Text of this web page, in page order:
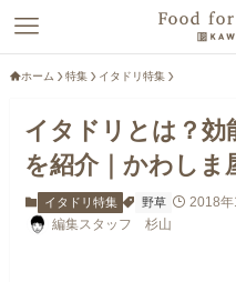
ホーム 特集 イタドリ特集
イタドリとは？効
を紹介｜かわしま
イタドリ特集 野草 2018年
編集スタッフ 杉山